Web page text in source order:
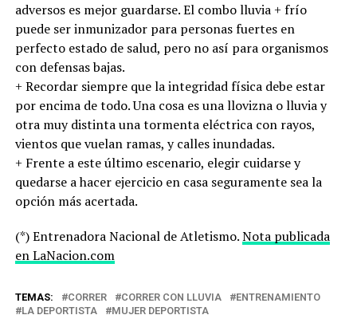
adversos es mejor guardarse. El combo lluvia + frío
puede ser inmunizador para personas fuertes en
perfecto estado de salud, pero no así para organismos
con defensas bajas.
+ Recordar siempre que la integridad física debe estar
por encima de todo. Una cosa es una llovizna o lluvia y
otra muy distinta una tormenta eléctrica con rayos,
vientos que vuelan ramas, y calles inundadas.
+ Frente a este último escenario, elegir cuidarse y
quedarse a hacer ejercicio en casa seguramente sea la
opción más acertada.
(*) Entrenadora Nacional de Atletismo.Nota publicada
en LaNacion.com
TEMAS: CORRER CORRER CON LLUVIA
ENTRENAMIENTO
LA DEPORTISTA
MUJER DEPORTISTA